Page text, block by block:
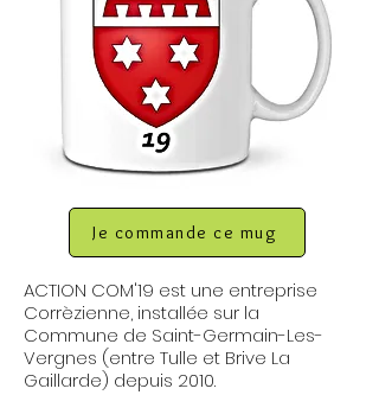
Je commande ce mug
ACTION COM'19 est une entreprise
Corrèzienne, installée sur la
Commune de Saint-Germain-Les-
Vergnes (entre Tulle et Brive La
Gaillarde) depuis 2010.